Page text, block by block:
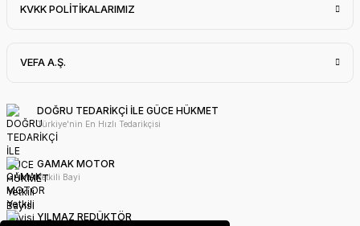
KVKK POLİTİKALARIMIZ
VEFA A.Ş.
DOĞRU TEDARİKÇİ İLE GÜCE HÜKMET
Türkiye'nin En Hızlı Tedarikçisi
GAMAK MOTOR
Yetkili Bayi
YILMAZ REDÜKTÖR